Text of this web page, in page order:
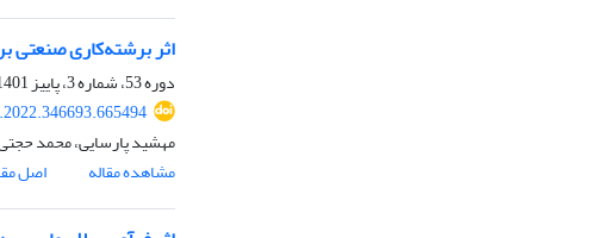
اثر برشته‌کاری صنعتی
دوره 53، شماره 3، پاییز 1401، صفحه
مهشید پارسایی، محمد
مشاهده مقاله
اصل